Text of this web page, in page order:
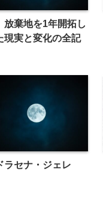
放棄地を1年開拓し
現実と変化の全記
ラセナ・ジェレ